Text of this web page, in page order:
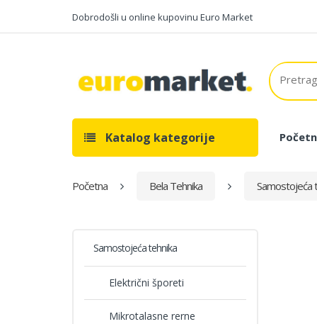
Dobrodošli u online kupovinu Euro Market
Katalog kategorije
Početna Bela Tehnika Samostojeća
Samostojeća tehnika
Električni šporeti
Mikrotalasne rerne